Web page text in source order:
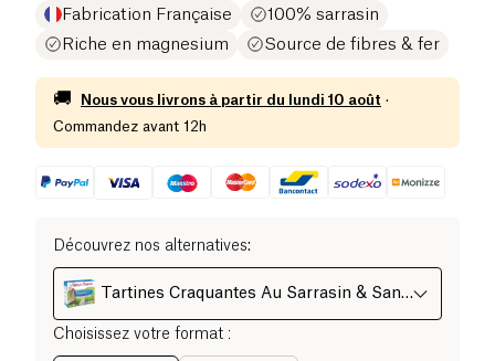
Fabrication Française
100% sarrasin
Riche en magnesium
Source de fibres & fer
🚚 Nous vous livrons à partir du lundi 10 août ·
Commandez avant 12h
Découvrez nos alternatives:
Tartines Craquantes Au Sarrasin & Sans
Sel
Choisissez votre format :